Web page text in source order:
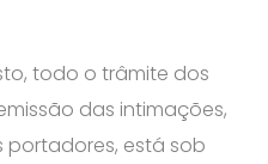
todo o trâmite dos
das intimações,
portadores, está sob